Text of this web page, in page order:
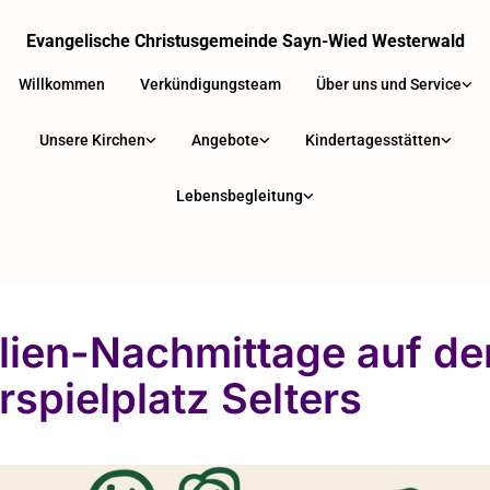
Evangelische Christusgemeinde Sayn-Wied Westerwald
Willkommen Verkündigungsteam Über uns und Service
Unsere Kirchen Angebote Kindertagesstätten
Lebensbegleitung
Nachmittage auf
Selters